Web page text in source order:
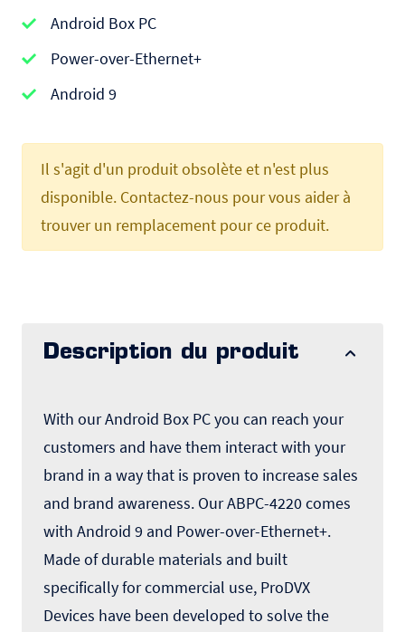
Android Box PC
Power-over-Ethernet+
Android 9
Il s'agit d'un produit obsolète et n'est plus
disponible. Contactez-nous pour vous aider à
trouver un remplacement pour ce produit.
Description du produit
With our Android Box PC you can reach your
customers and have them interact with your
brand in a way that is proven to increase sales
and brand awareness. Our ABPC-4220 comes
with Android 9 and Power-over-Ethernet+.
Made of durable materials and built
specifically for commercial use, ProDVX
Devices have been developed to solve the